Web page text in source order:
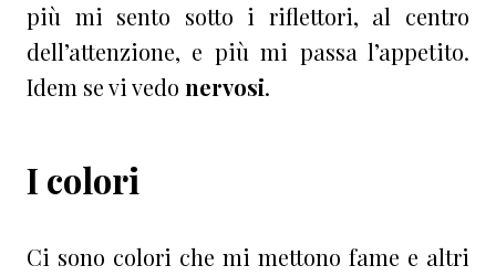
più mi sento sotto i riflettori, al centro
dell’attenzione, e più mi passa l’appetito.
Idem se vi vedo nervosi.
I colori
Ci sono colori che mi mettono fame e altri